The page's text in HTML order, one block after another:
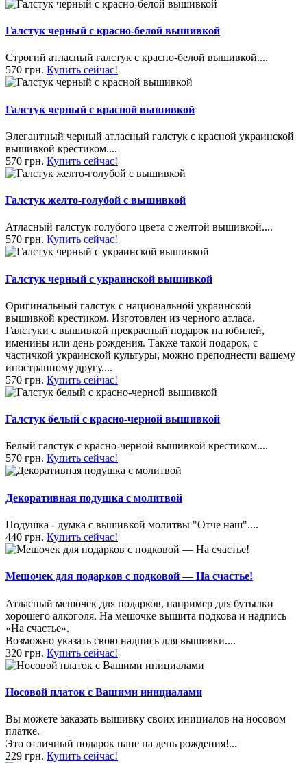
Галстук черный с красно-белой вышивкой
Строгий атласный галстук с красно-белой вышивкой....
570 грн. Купить сейчас!
Галстук черный с красной вышивкой
Элегантный черный атласный галстук с красной украинской
вышивкой крестиком....
570 грн. Купить сейчас!
Галстук желто-голубой с вышивкой
Атласный галстук голубого цвета с желтой вышивкой....
570 грн. Купить сейчас!
Галстук черный с украинской вышивкой
Оригинальный галстук с национальной украинской
вышивкой крестиком. Изготовлен из черного атласа.
Галстуки с вышивкой прекрасный подарок на юбилей,
именины или день рождения. Также такой подарок, с
частичкой украинской культуры, можно преподнести вашему
иностранному другу....
570 грн. Купить сейчас!
Галстук белый с красно-черной вышивкой
Белый галстук с красно-черной вышивкой крестиком....
570 грн. Купить сейчас!
Декоративная подушка с молитвой
Подушка - думка с вышивкой молитвы "Отче наш"....
440 грн. Купить сейчас!
Мешочек для подарков с подковой — На счастье!
Атласный мешочек для подарков, например для бутылки
хорошего алкоголя. На мешочке вышита подкова и надпись
«На счастье».
Возможно указать свою надпись для вышивки....
320 грн. Купить сейчас!
Носовой платок с Вашими инициалами
Вы можете заказать вышивку своих инициалов на носовом
платке.
Это отличный подарок папе на день рождения!...
229 грн. Купить сейчас!